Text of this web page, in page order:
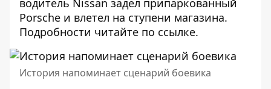
водитель Nissan задел припаркованный
Porsche и влетел на ступени магазина.
Подробности читайте по ссылке.
История напоминает сценарий боевика